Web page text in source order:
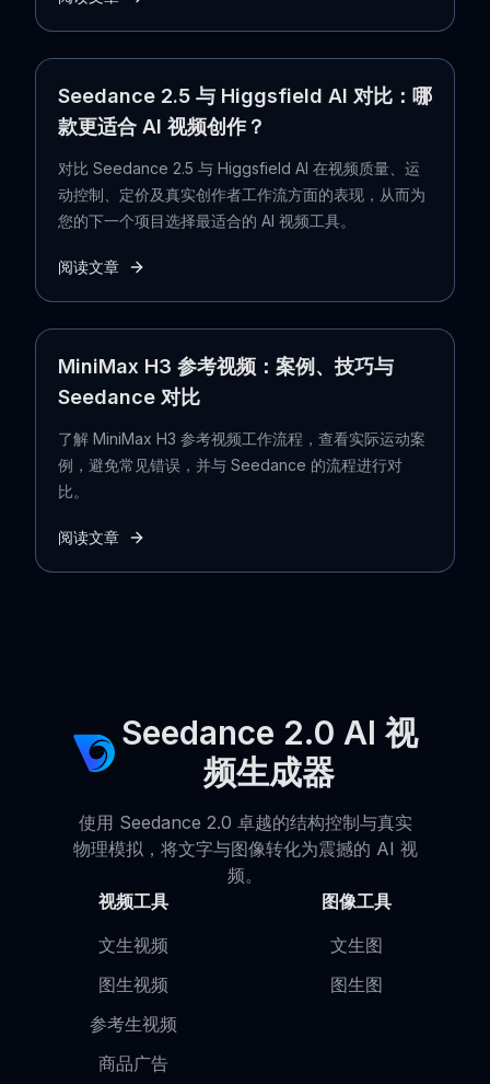
Seedance 2.5 与 Higgsfield AI 对比：哪
款更适合 AI 视频创作？
对比 Seedance 2.5 与 Higgsfield AI 在视频质量、运
动控制、定价及真实创作者工作流方面的表现，从而为
您的下一个项目选择最适合的 AI 视频工具。
阅读文章
MiniMax H3 参考视频：案例、技巧与
Seedance 对比
了解 MiniMax H3 参考视频工作流程，查看实际运动案
例，避免常见错误，并与 Seedance 的流程进行对
比。
阅读文章
Seedance 2.0 AI 视
频生成器
使用 Seedance 2.0 卓越的结构控制与真实
物理模拟，将文字与图像转化为震撼的 AI 视
频。
视频工具
文生视频
图生视频
参考生视频
商品广告
图像工具
文生图
图生图